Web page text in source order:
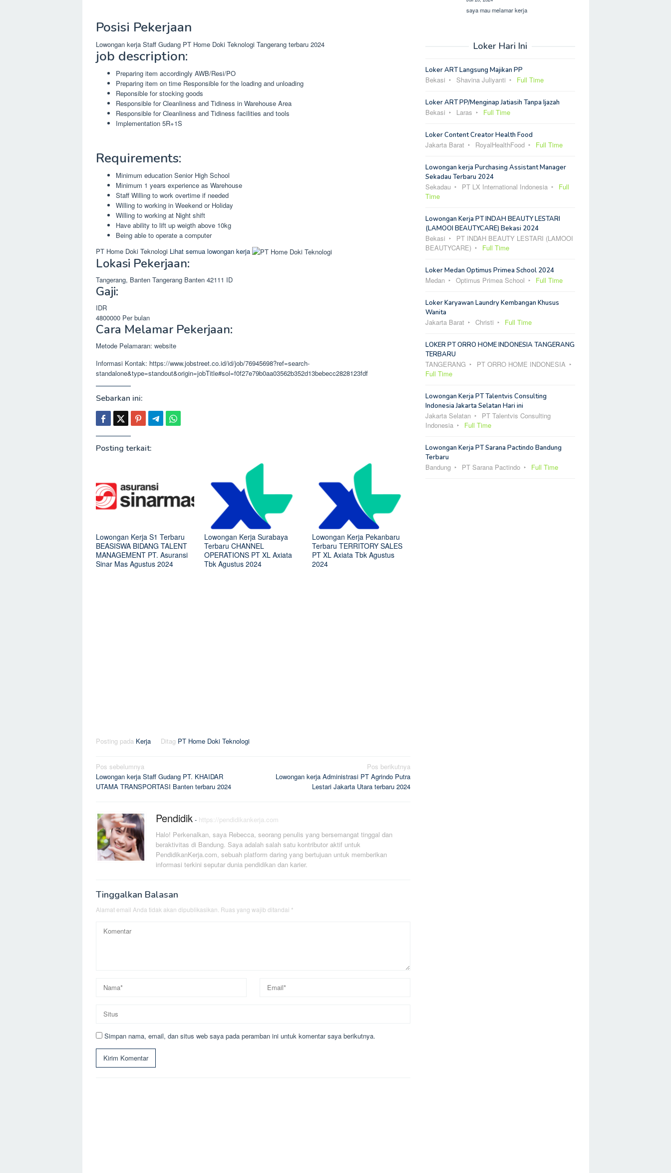
Posisi Pekerjaan
Lowongan kerja Staff Gudang PT Home Doki Teknologi Tangerang terbaru 2024
job description:
Preparing item accordingly AWB/Resi/PO
Preparing item on time Responsible for the loading and unloading
Reponsible for stocking goods
Responsible for Cleanliness and Tidiness in Warehouse Area
Responsible for Cleanliness and Tidiness facilities and tools
Implementation 5R+1S
Requirements:
Minimum education Senior High School
Minimum 1 years experience as Warehouse
Staff Willing to work overtime if needed
Willing to working in Weekend or Holiday
Willing to working at Night shift
Have ability to lift up weigth above 10kg
Being able to operate a computer
PT Home Doki Teknologi Lihat semua lowongan kerja
Lokasi Pekerjaan:
Tangerang, Banten Tangerang Banten 42111 ID
Gaji:
IDR
4800000 Per bulan
Cara Melamar Pekerjaan:
Metode Pelamaran: website
Informasi Kontak: https://www.jobstreet.co.id/id/job/76945698?ref=search-
standalone&type=standout&origin=jobTitle#sol=f0f27e79b0aa03562b352d13bebecc2828123fdf
Sebarkan ini:
Posting terkait:
Lowongan Kerja S1 Terbaru
BEASISWA BIDANG TALENT
MANAGEMENT PT. Asuransi
Sinar Mas Agustus 2024
Lowongan Kerja Surabaya
Terbaru CHANNEL
OPERATIONS PT XL Axiata
Tbk Agustus 2024
Lowongan Kerja Pekanbaru
Terbaru TERRITORY SALES
PT XL Axiata Tbk Agustus
2024
Posting pada Kerja Ditag PT Home Doki Teknologi
Navigasi
pos
Pos sebelumnya
Lowongan kerja Staff Gudang PT. KHAIDAR
UTAMA TRANSPORTASI Banten terbaru 2024
Pos berikutnya
Lowongan kerja Administrasi PT Agrindo Putra
Lestari Jakarta Utara terbaru 2024
Pendidik - https://pendidikankerja.com
Halo! Perkenalkan, saya Rebecca, seorang penulis yang bersemangat tinggal dan
beraktivitas di Bandung. Saya adalah salah satu kontributor aktif untuk
PendidikanKerja.com, sebuah platform daring yang bertujuan untuk memberikan
informasi terkini seputar dunia pendidikan dan karier.
Tinggalkan Balasan
Alamat email Anda tidak akan dipublikasikan. Ruas yang wajib ditandai *
Simpan nama, email, dan situs web saya pada peramban ini untuk komentar saya berikutnya.
saya mau melamar kerja
Loker Hari Ini
Loker ART Langsung Majikan PP
Bekasi Shavina Juliyanti Full Time
Loker ART PP/Menginap Jatiasih Tanpa Ijazah
Bekasi Laras Full Time
Loker Content Creator Health Food
Jakarta Barat RoyalHealthFood Full Time
Lowongan kerja Purchasing Assistant Manager
Sekadau Terbaru 2024
Sekadau PT LX International Indonesia
Full
Time
Lowongan Kerja PT INDAH BEAUTY LESTARI
(LAMOOI BEAUTYCARE) Bekasi 2024
Bekasi
PT INDAH BEAUTY LESTARI (LAMOOI
BEAUTYCARE)
Full Time
Loker Medan Optimus Primea School 2024
Medan Optimus Primea School Full Time
Loker Karyawan Laundry Kembangan Khusus
Wanita
Jakarta Barat Christi Full Time
LOKER PT ORRO HOME INDONESIA TANGERANG
TERBARU
TANGERANG
PT ORRO HOME INDONESIA
Full Time
Lowongan Kerja PT Talentvis Consulting
Indonesia Jakarta Selatan Hari ini
Jakarta Selatan
PT Talentvis Consulting
Indonesia
Full Time
Lowongan Kerja PT Sarana Pactindo Bandung
Terbaru
Bandung PT Sarana Pactindo Full Time